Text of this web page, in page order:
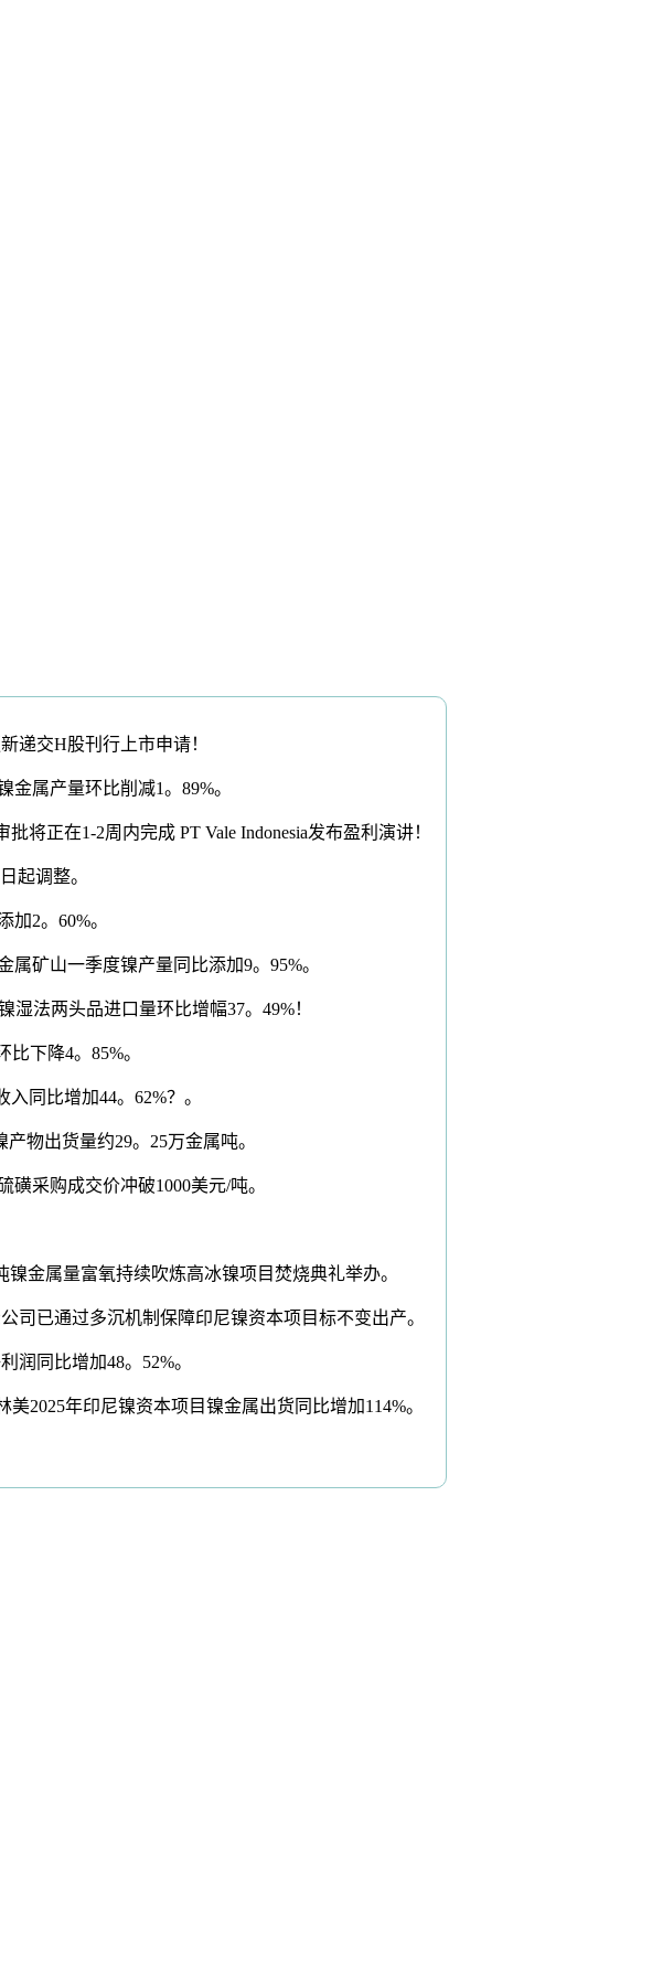
递交H股刊行上市申请！
属产量环比削减1。89%。
正在1-2周内完成 PT Vale Indonesia发布盈利演讲！
起调整。
2。60%。
矿山一季度镍产量同比添加9。95%。
法两头品进口量环比增幅37。49%！
下降4。85%。
同比增加44。62%？。
物出货量约29。25万金属吨。
采购成交价冲破1000美元/吨。
金属量富氧持续吹炼高冰镍项目焚烧典礼举办。
已通过多沉机制保障印尼镍资本项目标不变出产。
同比增加48。52%。
年印尼镍资本项目镍金属出货同比增加114%。